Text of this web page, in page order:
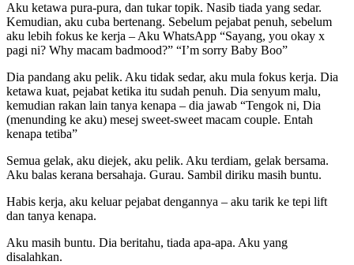
Aku ketawa pura-pura, dan tukar topik. Nasib tiada yang sedar.
Kemudian, aku cuba bertenang. Sebelum pejabat penuh, sebelum
aku lebih fokus ke kerja – Aku WhatsApp “Sayang, you okay x
pagi ni? Why macam badmood?” “I’m sorry Baby Boo”
Dia pandang aku pelik. Aku tidak sedar, aku mula fokus kerja. Dia
ketawa kuat, pejabat ketika itu sudah penuh. Dia senyum malu,
kemudian rakan lain tanya kenapa – dia jawab “Tengok ni, Dia
(menunding ke aku) mesej sweet-sweet macam couple. Entah
kenapa tetiba”
Semua gelak, aku diejek, aku pelik. Aku terdiam, gelak bersama.
Aku balas kerana bersahaja. Gurau. Sambil diriku masih buntu.
Habis kerja, aku keluar pejabat dengannya – aku tarik ke tepi lift
dan tanya kenapa.
Aku masih buntu. Dia beritahu, tiada apa-apa. Aku yang
disalahkan.